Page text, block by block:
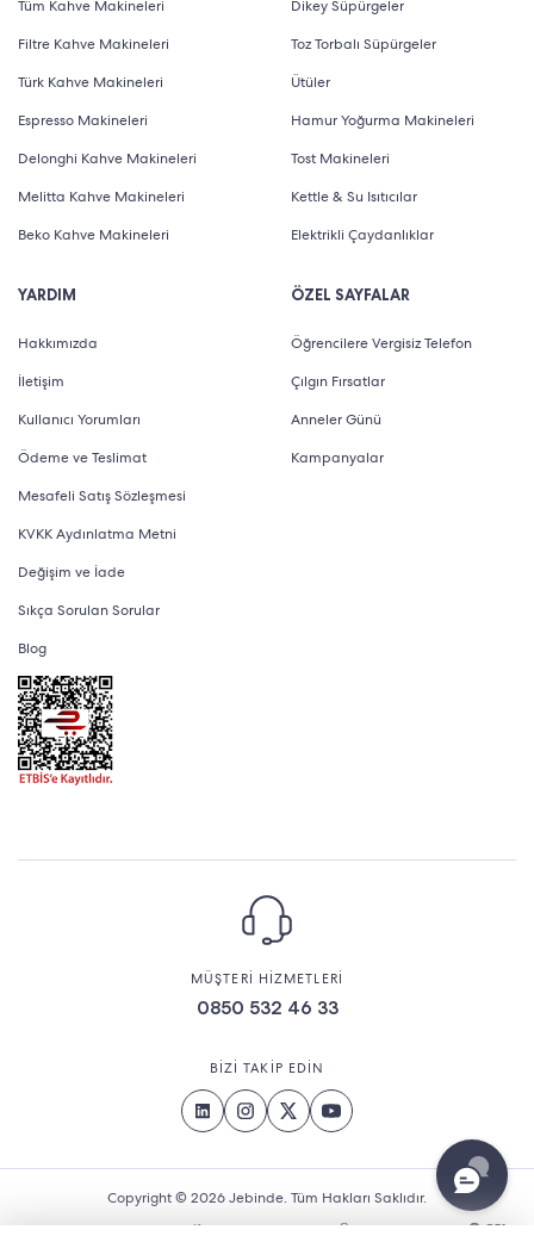
Tüm Kahve Makineleri
Filtre Kahve Makineleri
Türk Kahve Makineleri
Espresso Makineleri
Delonghi Kahve Makineleri
Melitta Kahve Makineleri
Beko Kahve Makineleri
YARDIM
Hakkımızda
İletişim
Kullanıcı Yorumları
Ödeme ve Teslimat
Mesafeli Satış Sözleşmesi
KVKK Aydınlatma Metni
Değişim ve İade
Sıkça Sorulan Sorular
Blog
Dikey Süpürgeler
Toz Torbalı Süpürgeler
Ütüler
Hamur Yoğurma Makineleri
Tost Makineleri
Kettle & Su Isıtıcılar
Elektrikli Çaydanlıklar
ÖZEL SAYFALAR
Öğrencilere Vergisiz Telefon
Çılgın Fırsatlar
Anneler Günü
Kampanyalar
MÜŞTERİ HİZMETLERİ
0850 532 46 33
BİZİ TAKİP EDİN
Copyright © 2026 Jebinde. Tüm Hakları Saklıdır.